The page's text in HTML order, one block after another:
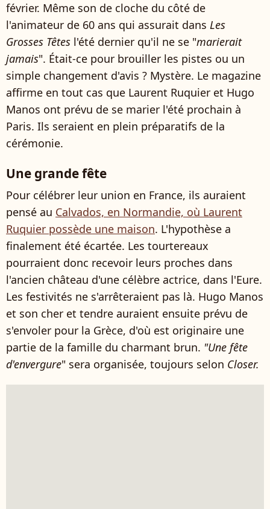
février. Même son de cloche du côté de
l'animateur de 60 ans qui assurait dans Les
Grosses Têtes l'été dernier qu'il ne se "marierait
jamais". Était-ce pour brouiller les pistes ou un
simple changement d'avis ? Mystère. Le magazine
affirme en tout cas que Laurent Ruquier et Hugo
Manos ont prévu de se marier l'été prochain à
Paris. Ils seraient en plein préparatifs de la
cérémonie.
Une grande fête
Pour célébrer leur union en France, ils auraient
pensé au Calvados, en Normandie, où Laurent
Ruquier possède une maison. L'hypothèse a
finalement été écartée. Les tourtereaux
pourraient donc recevoir leurs proches dans
l'ancien château d'une célèbre actrice, dans l'Eure.
Les festivités ne s'arrêteraient pas là. Hugo Manos
et son cher et tendre auraient ensuite prévu de
s'envoler pour la Grèce, d'où est originaire une
partie de la famille du charmant brun. "Une fête
d'envergure" sera organisée, toujours selon Closer.